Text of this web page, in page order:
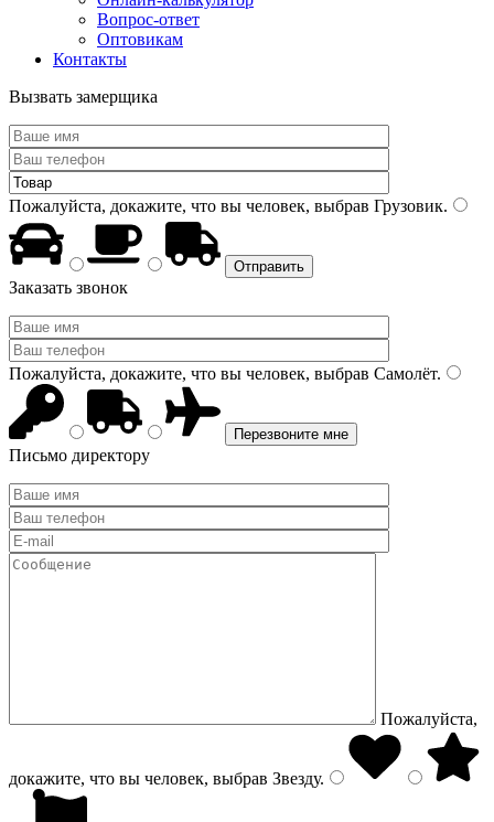
Вопрос-ответ
Оптовикам
Контакты
Вызвать замерщика
Пожалуйста, докажите, что вы человек, выбрав Грузовик.
Заказать звонок
Пожалуйста, докажите, что вы человек, выбрав Самолёт.
Письмо директору
Пожалуйста,
докажите, что вы человек, выбрав Звезду.